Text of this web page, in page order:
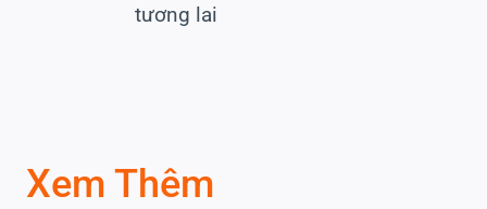
tương lai
Xem Thêm